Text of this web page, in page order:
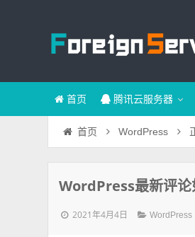
首页 腾讯云服务器
首页 WordPress
WordPress最新评论
2021年4月4日 WordPress